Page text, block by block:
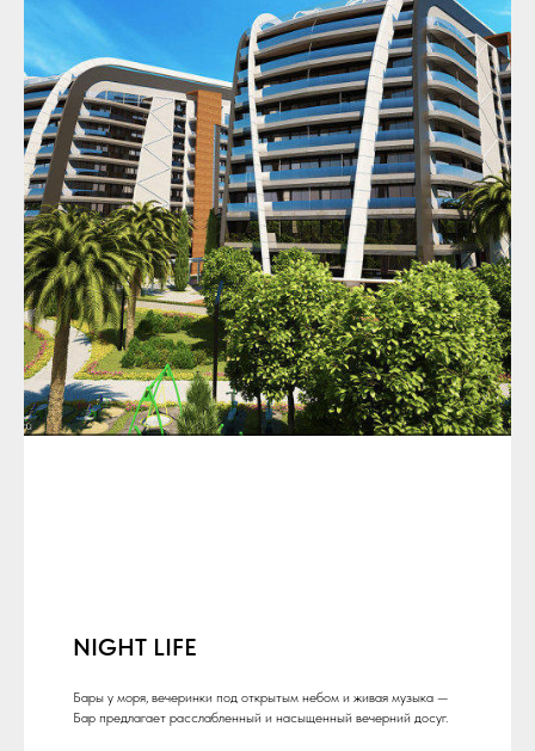
NIGHT LIFE
Бары у моря, вечеринки под открытым небом и живая музыка —
Бар предлагает расслабленный и насыщенный вечерний досуг.